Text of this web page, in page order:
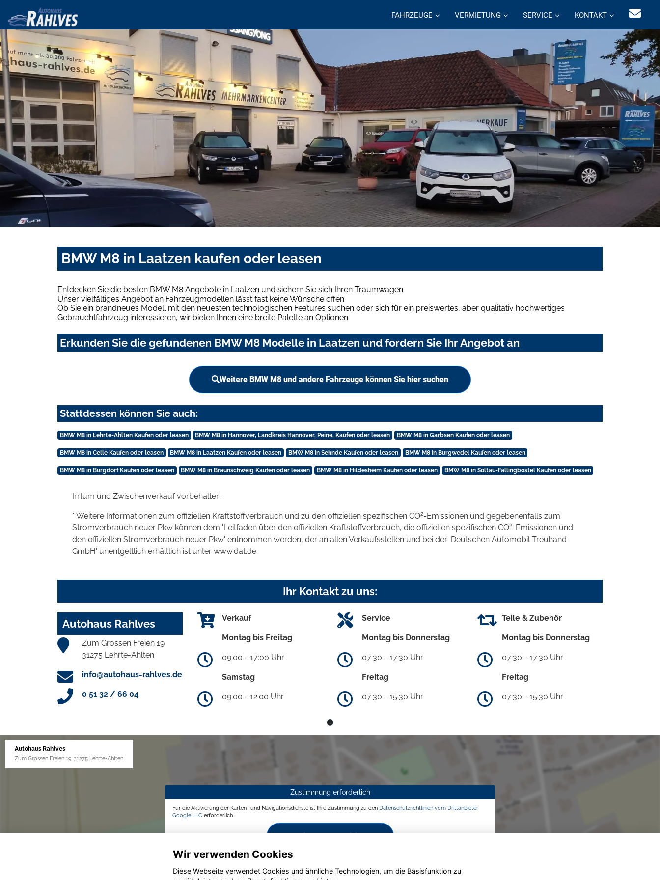
FAHRZEUGE VERMIETUNG SERVICE KONTAKT
BMW M8 in Laatzen kaufen oder leasen
Entdecken Sie die besten BMW M8 Angebote in Laatzen und sichern Sie sich Ihren Traumwagen.
Unser vielfältiges Angebot an Fahrzeugmodellen lässt fast keine Wünsche offen.
Ob Sie ein brandneues Modell mit den neuesten technologischen Features suchen oder sich für ein preiswertes, aber qualitativ hochwertiges
Gebrauchtfahrzeug interessieren, wir bieten Ihnen eine breite Palette an Optionen.
Erkunden Sie die gefundenen BMW M8 Modelle in Laatzen und fordern Sie Ihr Angebot an
Weitere BMW M8 und andere Fahrzeuge können Sie hier suchen
Stattdessen können Sie auch:
BMW M8 in Lehrte-Ahlten Kaufen oder leasen BMW M8 in Hannover, Landkreis Hannover, Peine, Kaufen oder leasen BMW M8 in Garbsen Kaufen oder leasen
BMW M8 in Celle Kaufen oder leasen BMW M8 in Laatzen Kaufen oder leasen BMW M8 in Sehnde Kaufen oder leasen BMW M8 in Burgwedel Kaufen oder leasen
BMW M8 in Burgdorf Kaufen oder leasen BMW M8 in Braunschweig Kaufen oder leasen BMW M8 in Hildesheim Kaufen oder leasen BMW M8 in Soltau-Fallingbostel Kaufen oder leasen
Irrtum und Zwischenverkauf vorbehalten.
* Weitere Informationen zum offiziellen Kraftstoffverbrauch und zu den offiziellen spezifischen CO2-Emissionen und gegebenenfalls zum
Stromverbrauch neuer Pkw können dem 'Leitfaden über den offiziellen Kraftstoffverbrauch, die offiziellen spezifischen CO2-Emissionen und
den offiziellen Stromverbrauch neuer Pkw' entnommen werden, der an allen Verkaufsstellen und bei der 'Deutschen Automobil Treuhand
GmbH' unentgeltlich erhältlich ist unter www.dat.de.
Ihr Kontakt zu uns:
Autohaus Rahlves
Zum Grossen Freien 19
31275 Lehrte-Ahlten
info@autohaus-rahlves.de
0 51 32 / 66 04
Verkauf
Montag bis Freitag
09:00 - 17:00 Uhr
Samstag
09:00 - 12:00 Uhr
Service
Montag bis Donnerstag
07:30 - 17:30 Uhr
Freitag
07:30 - 15:30 Uhr
Teile & Zubehör
Montag bis Donnerstag
07:30 - 17:30 Uhr
Freitag
07:30 - 15:30 Uhr
Autohaus Rahlves
Zum Grossen Freien 19, 31275 Lehrte-Ahlten
Zustimmung erforderlich
Für die Aktivierung der Karten- und Navigationsdienste ist Ihre Zustimmung zu den Datenschutzrichtlinien vom Drittanbieter
Google LLC erforderlich.
Wir verwenden Cookies
Diese Webseite verwendet Cookies und ähnliche Technologien, um die Basisfunktion zu